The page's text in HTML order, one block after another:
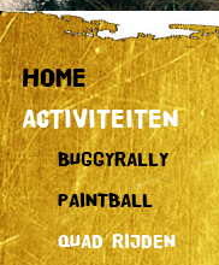
HOME
ACTIVITEITEN
BUGGYRALLY
PAINTBALL
QUAD RIJDEN